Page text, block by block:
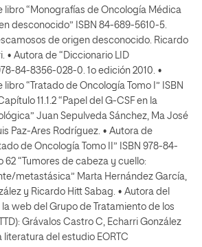
libro “Monografías de Oncología Médica
desconocido” ISBN 84-689-5610-5.
de origen desconocido. Ricardo
• Autora de “Diccionario LID
84-8356-028-0. 1o edición 2010. •
“Tratado de Oncología Tomo I” ISBN
11.1.2 “Papel del G-CSF en la
Juan Sepulveda Sánchez, Ma José
Paz-Ares Rodríguez. • Autora de
de Oncología Tomo II” ISBN 978-84-
“Tumores de cabeza y cuello:
metastásica” Marta Hernández García,
y Ricardo Hitt Sabag. • Autora del
web del Grupo de Tratamiento de los
Grávalos Castro C, Echarri González
literatura del estudio EORTC